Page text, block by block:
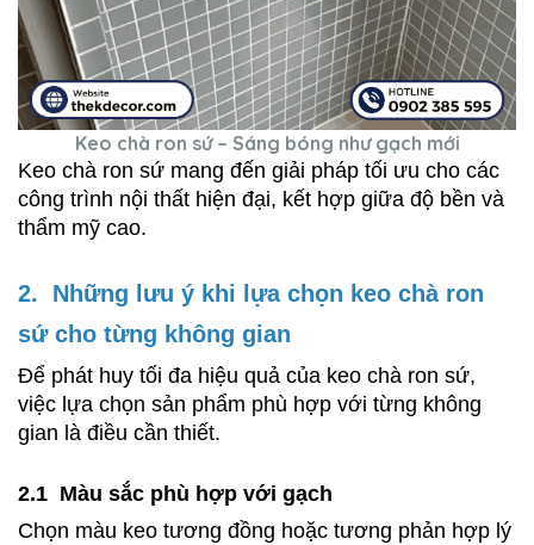
Keo chà ron sứ – Sáng bóng như gạch mới
Keo chà ron sứ mang đến giải pháp tối ưu cho các
công trình nội thất hiện đại, kết hợp giữa độ bền và
thẩm mỹ cao.
2.  Những lưu ý khi lựa chọn keo chà ron
sứ cho từng không gian
Để phát huy tối đa hiệu quả của keo chà ron sứ,
việc lựa chọn sản phẩm phù hợp với từng không
gian là điều cần thiết.
2.1  Màu sắc phù hợp với gạch
Chọn màu keo tương đồng hoặc tương phản hợp lý